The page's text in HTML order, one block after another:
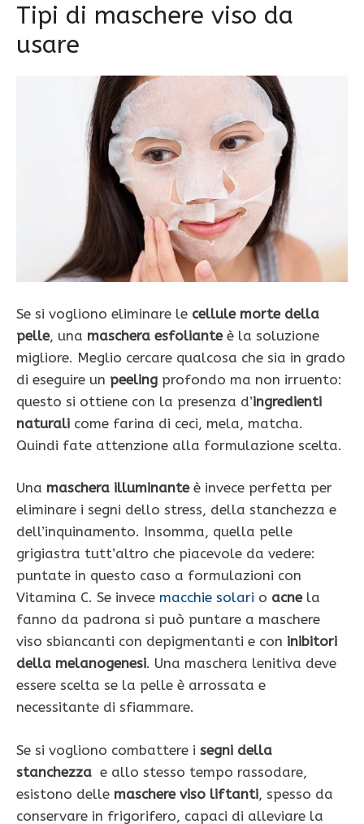
Tipi di maschere viso da
usare
Se si vogliono eliminare le cellule morte della
pelle, una maschera esfolianteè la soluzione
migliore. Meglio cercare qualcosa che sia in grado
di eseguire un peeling profondo ma non irruento:
questo si ottiene con la presenza d’ingredienti
naturali come farina di ceci, mela, matcha.
Quindi fate attenzione alla formulazione scelta.
Una maschera illuminanteè invece perfetta per
eliminare i segni dello stress, della stanchezza e
dell’inquinamento. Insomma, quella pelle
grigiastra tutt’altro che piacevole da vedere:
puntate in questo caso a formulazioni con
Vitamina C. Se invece macchie solari o acnela
fanno da padrona si può puntare a maschere
viso sbiancanti con depigmentanti e con inibitori
della melanogenesi. Una maschera lenitiva deve
essere scelta se la pelle è arrossata e
necessitante di sfiammare.
Se si vogliono combattere i segni della
stanchezza e allo stesso tempo rassodare,
esistono delle maschere viso liftanti, spesso da
conservare in frigorifero, capaci di alleviare la